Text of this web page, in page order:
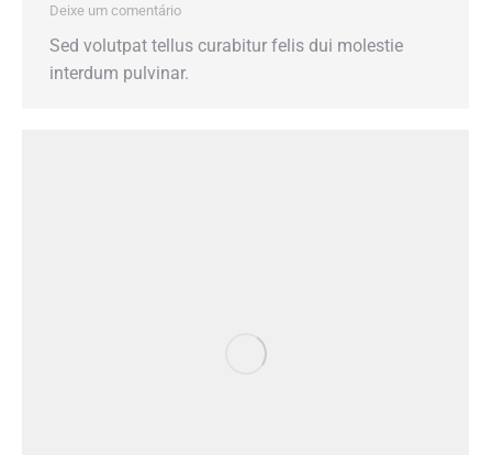
Deixe um comentário
Sed volutpat tellus curabitur felis dui molestie
interdum pulvinar.